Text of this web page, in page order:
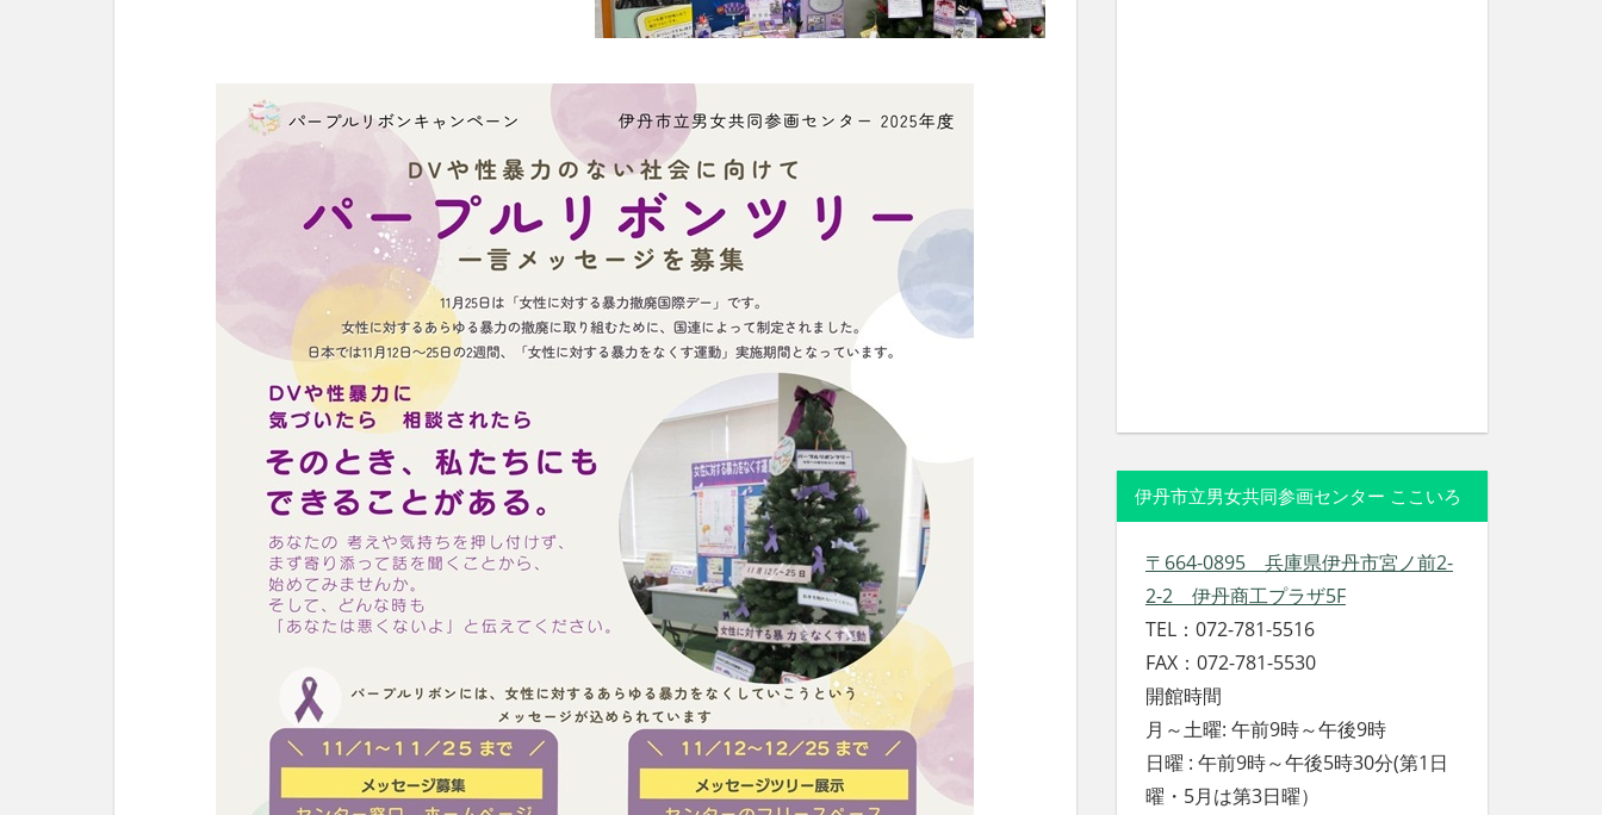
伊丹市立男女共同参画センター ここいろ
〒664-0895 兵庫県伊丹市宮ノ前2-
2-2 伊丹商工プラザ5F
TEL：072-781-5516
FAX：072-781-5530
開館時間
月～土曜: 午前9時～午後9時
日曜 : 午前9時～午後5時30分(第1日
曜・5月は第3日曜）